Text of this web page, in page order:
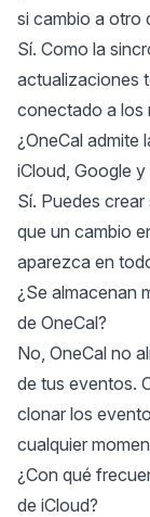
si cambio a otro
Sí. Como la
actualizaciones
conectado a los
¿OneCal admite
iCloud, Google
Sí. Puedes
que un cambio
aparezca en
¿Se almacenan
de OneCal?
No, OneCal no
de tus eventos.
clonar los
cualquier
¿Con qué
de iCloud?